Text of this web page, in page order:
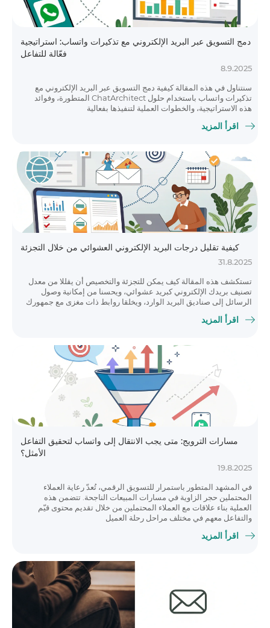
دمج التسويق عبر البريد الإلكتروني مع تذكيرات واتساب: استراتيجية
فعّالة للتفاعل
8.9.2025
سنتناول في هذه المقالة كيفية دمج التسويق عبر البريد الإلكتروني مع
تذكيرات واتساب باستخدام حلول ChatArchitect المتطورة، وفوائد
هذه الاستراتيجية، والخطوات العملية لتنفيذها بفعالية
اقرأ المزيد
كيفية تقليل درجات البريد الإلكتروني العشوائي من خلال التجزئة
31.8.2025
تستكشف هذه المقالة كيف يمكن للتجزئة والتخصيص أن يقللا من معدل
تصنيف بريدك الإلكتروني كبريد عشوائي، ويحسنا من إمكانية وصول
الرسائل إلى صناديق البريد الوارد، ويخلقا روابط ذات مغزى مع جمهورك
اقرأ المزيد
مسارات الترويج: متى يجب الانتقال إلى واتساب لتحقيق التفاعل
الأمثل؟
19.8.2025
في المشهد المتطور باستمرار للتسويق الرقمي، تُعدّ رعاية العملاء
المحتملين حجر الزاوية في مسارات المبيعات الناجحة. تتضمن هذه
العملية بناء علاقات مع العملاء المحتملين من خلال تقديم محتوى قيّم
والتفاعل معهم في مختلف مراحل رحلة العميل
اقرأ المزيد